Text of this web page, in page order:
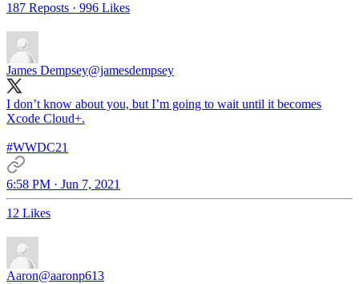
187 Reposts · 996 Likes
James Dempsey@jamesdempsey
I don’t know about you, but I’m going to wait until it becomes
Xcode Cloud+.
#WWDC21
6:58 PM · Jun 7, 2021
12 Likes
Aaron@aaronp613